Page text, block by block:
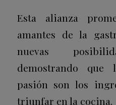
Esta alianza
amantes de la
nuevas
demostrando
pasión son los
triunfar en la cocina.